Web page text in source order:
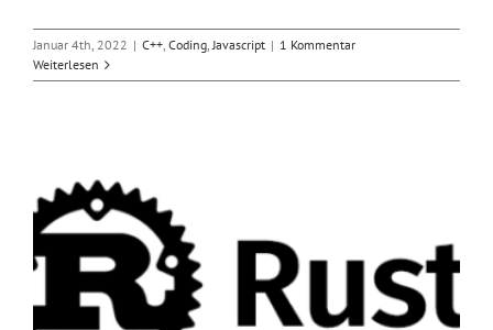
Januar 4th, 2022 | C++, Coding,Javascript | 1 Kommentar
Weiterlesen